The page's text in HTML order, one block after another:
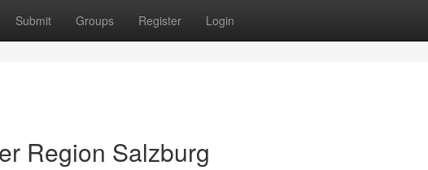
Submit Groups Register Login
Region Salzburg